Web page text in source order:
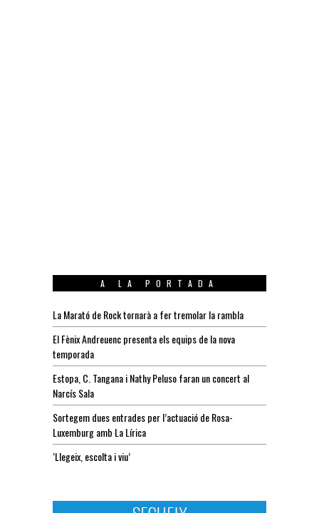
A LA PORTADA
La Marató de Rock tornarà a fer tremolar la rambla
El Fènix Andreuenc presenta els equips de la nova
temporada
Estopa, C. Tangana i Nathy Peluso faran un concert al
Narcís Sala
Sortegem dues entrades per l’actuació de Rosa-
Luxemburg amb La Lírica
‘Llegeix, escolta i viu’